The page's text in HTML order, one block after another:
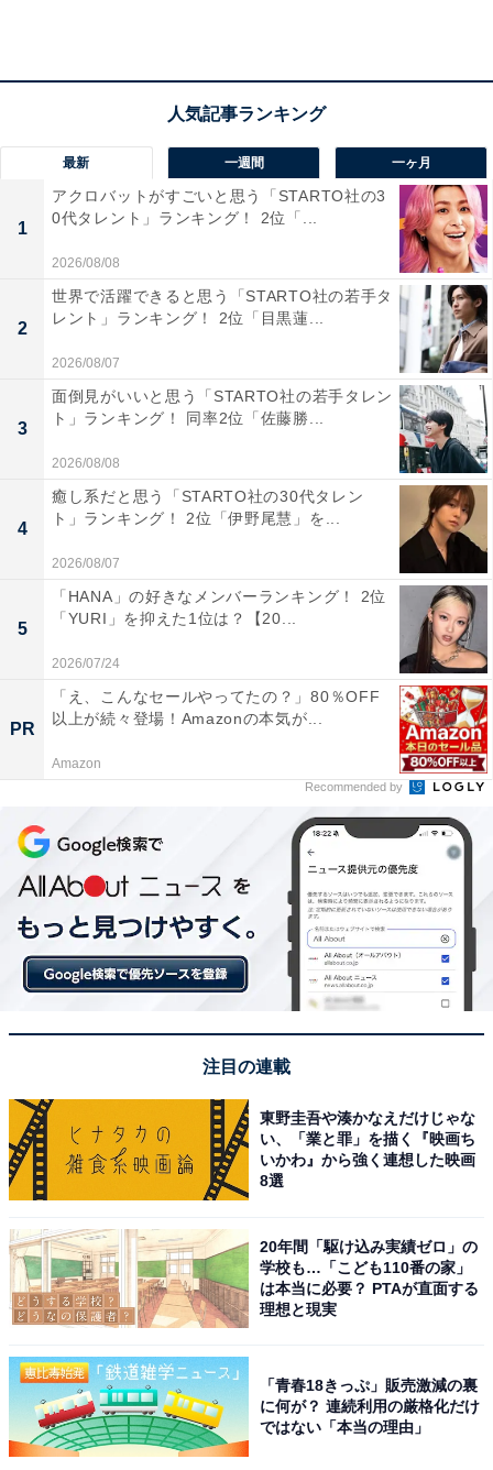
ェア、ゲーム、家電＆カメラ、ホーム＆キッチン、おも
ちゃ＆ホビー、食品＆飲料＆酒類、日用品、医薬品、ビ
ューティー、ベビー＆マタニティ、ペット用品、ファッ
ション、デジタルサービスまで「地球上で最も豊富な品
ぞろえ」を誇っています。
入社後は社内公募制度で、海外を含むAmazon内のオー
プンポジションに応募可能となっており、キャリアステ
ップが多様であると見られているようです。
同率3位：「Google LLC」78票
同率3位は「Google LLC」です。Google LLCは2001年
に設立されたGoogleの日本法人で、東京都渋谷区と港区
六本木を拠点としています。
Googleは独自の検索エンジンや、広告・メールなどのイ
ンターネット関連サービス、携帯電話事業、コンピュー
タの開発にも参入しています。
アメリカを初めヨーロッパ、アジア、南米、アフリカな
ど世界各地に拠点を持ち、対応言語は100以上、多国籍
なテクノロジー企業の代表といえるでしょう。
世界各地の拠点でダイバーシティを体現している企業文
化から、多様なキャリアステップが期待できると考えら
れているのかもしれません。
最新 一週間 一ヶ月
1
アクロバットがすごいと思う「STARTO社の3
0代タレント」ランキング！ 2位「...
2026/08/08
2
世界で活躍できると思う「STARTO社の若手タ
レント」ランキング！ 2位「目黒蓮...
2026/08/07
3
面倒見がいいと思う「STARTO社の若手タレン
ト」ランキング！ 同率2位「佐藤勝...
2026/08/08
4
癒し系だと思う「STARTO社の30代タレン
ト」ランキング！ 2位「伊野尾慧」を...
2026/08/07
5
「HANA」の好きなメンバーランキング！ 2位
「YURI」を抑えた1位は？【20...
2026/07/24
PR
「え、こんなセールやってたの？」80％OFF
以上が続々登場！Amazonの本気が...
Amazon
Recommended by
注目の連載
東野圭吾や湊かなえだけじゃな
い、「業と罪」を描く『映画ち
いかわ』から強く連想した映画
8選
20年間「駆け込み実績ゼロ」の
学校も…「こども110番の家」
は本当に必要？ PTAが直面する
理想と現実
「青春18きっぷ」販売激減の裏
に何が？ 連続利用の厳格化だけ
ではない「本当の理由」